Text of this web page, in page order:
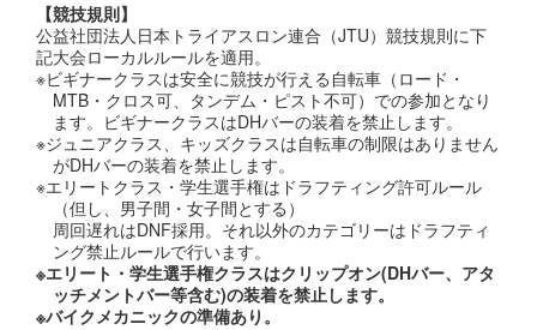
【競技規則】
公益社団法人日本トライアスロン連合（JTU）競技規則に下
記大会ローカルルールを適用。
※ビギナークラスは安全に競技が行える自転車（ロード・
MTB・クロス可、タンデム・ピスト不可）での参加となり
ます。ビギナークラスはDHバーの装着を禁止します。
※ジュニアクラス、キッズクラスは自転車の制限はありません
がDHバーの装着を禁止します。
※エリートクラス・学生選手権はドラフティング許可ルール
（但し、男子間・女子間とする）
周回遅れはDNF採用。それ以外のカテゴリーはドラフティ
ング禁止ルールで行います。
※エリート・学生選手権クラスはクリップオン(DHバー、アタ
ッチメントバー等含む)の装着を禁止します。
※バイクメカニックの準備あり。